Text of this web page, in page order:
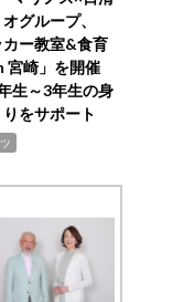
グループ、
カー教室&食育
宮崎」を開催
生～3年生の身
をサポート